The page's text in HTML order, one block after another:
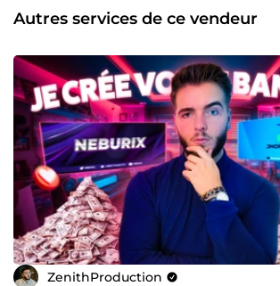
Autres services de ce vendeur
ZenithProduction